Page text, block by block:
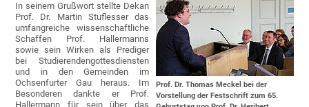
Prof. Dr. Thomas Meckel bei der
Vorstellung der Festschrift zum 65.
In seinem Grußwort stellte Dekan
Prof. Dr. Martin Stuflesser das
umfangreiche wissenschaftliche
Schaffen Prof. Hallermanns
sowie sein Wirken als Prediger
bei Studierendengottesdiensten
und in den Gemeinden im
Ochsenfurter Gau heraus. Im
Besonderen dankte er Prof.
Hallermann für sein über das